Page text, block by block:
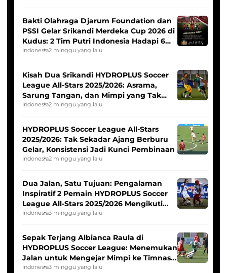
Bakti Olahraga Djarum Foundation dan
PSSI Gelar Srikandi Merdeka Cup 2026 di
Kudus: 2 Tim Putri Indonesia Hadapi 6
Tim Asia
Indonesia2 minggu yang lalu
Kisah Dua Srikandi HYDROPLUS Soccer
League All-Stars 2025/2026: Asrama,
Sarung Tangan, dan Mimpi yang Tak
Pernah Padam
Indonesia2 minggu yang lalu
HYDROPLUS Soccer League All-Stars
2025/2026: Tak Sekadar Ajang Berburu
Gelar, Konsistensi Jadi Kunci Pembinaan
Indonesia2 minggu yang lalu
Dua Jalan, Satu Tujuan: Pengalaman
Inspiratif 2 Pemain HYDROPLUS Soccer
League All-Stars 2025/2026 Mengikuti
Seleksi Timnas Indonesia Putri
Indonesia3 minggu yang lalu
Sepak Terjang Albianca Raula di
HYDROPLUS Soccer League: Menemukan
Jalan untuk Mengejar Mimpi ke Timnas
Indonesia Putri
Indonesia3 minggu yang lalu